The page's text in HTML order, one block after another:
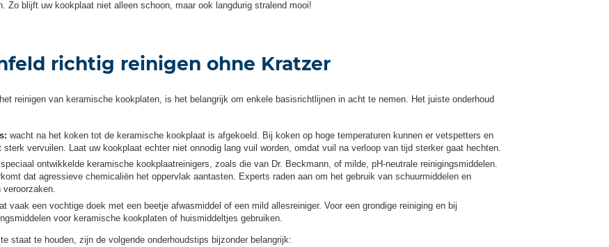
Zo blijft uw kookplaat niet alleen schoon, maar ook langdurig stralend mooi!
richtig reinigen ohne Kratzer
reinigen van keramische kookplaten, is het belangrijk om enkele basisrichtlijnen in acht te nemen. Het juiste onderhoud
wacht na het koken tot de keramische kookplaat is afgekoeld. Bij koken op hoge temperaturen kunnen er vetspetters en
vervuilen. Laat uw kookplaat echter niet onnodig lang vuil worden, omdat vuil na verloop van tijd sterker gaat hechten.
ontwikkelde keramische kookplaatreinigers, zoals die van Dr. Beckmann, of milde, pH-neutrale reinigingsmiddelen.
dat agressieve chemicaliën het oppervlak aantasten. Experts raden aan om het gebruik van schuurmiddelen en
vaak een vochtige doek met een beetje afwasmiddel of een mild allesreiniger. Voor een grondige reiniging en bij
voor keramische kookplaten of huismiddeltjes gebruiken.
staat te houden, zijn de volgende onderhoudstips bijzonder belangrijk: